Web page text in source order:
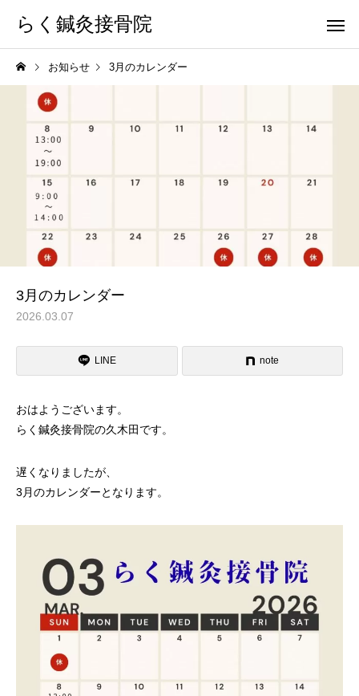
らく鍼灸接骨院
KB Finger パーフェクト
お知らせ 3月のカレンダー
3月のカレンダー
2026.03.07
LINE note
おはようございます。
らく鍼灸接骨院の久木田です。
遅くなりましたが、
3月のカレンダーとなります。